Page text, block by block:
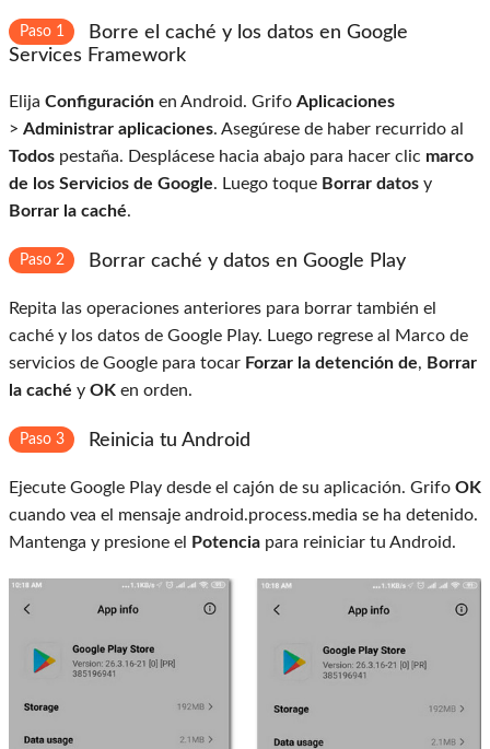
Paso 1
Borre el caché y los datos en Google
Services Framework
Elija Configuración en Android. Grifo Aplicaciones
> Administrar aplicaciones. Asegúrese de haber recurrido al
Todos pestaña. Desplácese hacia abajo para hacer clic marco
de los Servicios de Google. Luego toque Borrar datos y
Borrar la caché.
Paso 2 Borrar caché y datos en Google Play
Repita las operaciones anteriores para borrar también el
caché y los datos de Google Play. Luego regrese al Marco de
servicios de Google para tocar Forzar la detención de, Borrar
la caché y OK en orden.
Paso 3 Reinicia tu Android
Ejecute Google Play desde el cajón de su aplicación. Grifo OK
cuando vea el mensaje android.process.media se ha detenido.
Mantenga y presione el
Potencia para reiniciar tu Android.